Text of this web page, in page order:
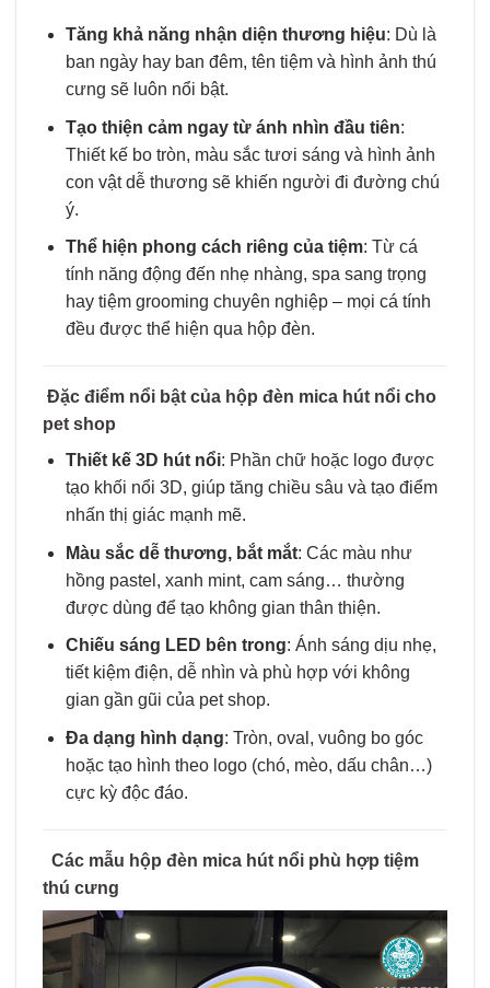
Tăng khả năng nhận diện thương hiệu: Dù là
ban ngày hay ban đêm, tên tiệm và hình ảnh thú
cưng sẽ luôn nổi bật.
Tạo thiện cảm ngay từ ánh nhìn đầu tiên:
Thiết kế bo tròn, màu sắc tươi sáng và hình ảnh
con vật dễ thương sẽ khiến người đi đường chú
ý.
Thể hiện phong cách riêng của tiệm: Từ cá
tính năng động đến nhẹ nhàng, spa sang trọng
hay tiệm grooming chuyên nghiệp – mọi cá tính
đều được thể hiện qua hộp đèn.
Đặc điểm nổi bật của hộp đèn mica hút nổi cho
pet shop
Thiết kế 3D hút nổi: Phần chữ hoặc logo được
tạo khối nổi 3D, giúp tăng chiều sâu và tạo điểm
nhấn thị giác mạnh mẽ.
Màu sắc dễ thương, bắt mắt: Các màu như
hồng pastel, xanh mint, cam sáng… thường
được dùng để tạo không gian thân thiện.
Chiếu sáng LED bên trong: Ánh sáng dịu nhẹ,
tiết kiệm điện, dễ nhìn và phù hợp với không
gian gần gũi của pet shop.
Đa dạng hình dạng: Tròn, oval, vuông bo góc
hoặc tạo hình theo logo (chó, mèo, dấu chân…)
cực kỳ độc đáo.
Các mẫu hộp đèn mica hút nổi phù hợp tiệm
thú cưng